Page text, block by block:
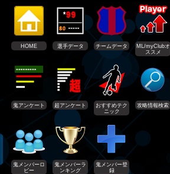
HOME 選手データ チームデータ
ML/myClubオ
ススメ
鬼アンケート 超アンケート
おすすめテク
ニック
攻略情報検索
鬼メンバーロ
ビー
鬼メンバーラ
ンキング
鬼メンバー登
録